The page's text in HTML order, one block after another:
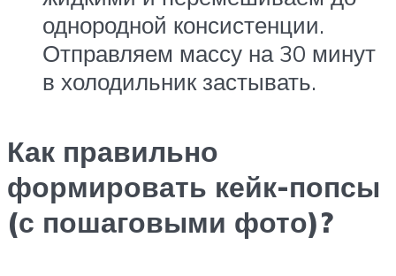
однородной консистенции.
Отправляем массу на 30 минут
в холодильник застывать.
Как правильно
формировать кейк-попсы
(с пошаговыми фото)?